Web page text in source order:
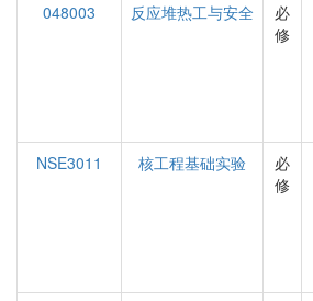
048003 反应堆热工与安全
必
修
NSE3011
核工程基础实验
必
修